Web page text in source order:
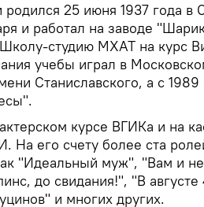
25 июня 1937 года в
и работал на заводе
студию МХАТ на курс
учебы играл в
Станиславского, а с 1989
курсе ВГИКа и на
На его счету более ста
"Идеальный муж", "Вам и
до свидания!", "В
и многих других.